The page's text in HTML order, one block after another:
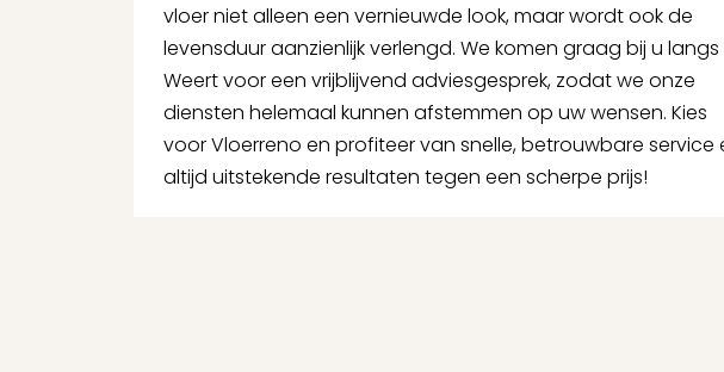
vloer niet alleen een vernieuwde look, maar wordt ook de
levensduur aanzienlijk verlengd. We komen graag bij u langs
Weert voor een vrijblijvend adviesgesprek, zodat we onze
diensten helemaal kunnen afstemmen op uw wensen. Kies
voor Vloerreno en profiteer van snelle, betrouwbare service
altijd uitstekende resultaten tegen een scherpe prijs!